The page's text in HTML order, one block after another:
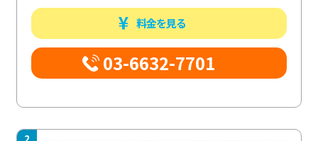
料金を見る
03-6632-7701